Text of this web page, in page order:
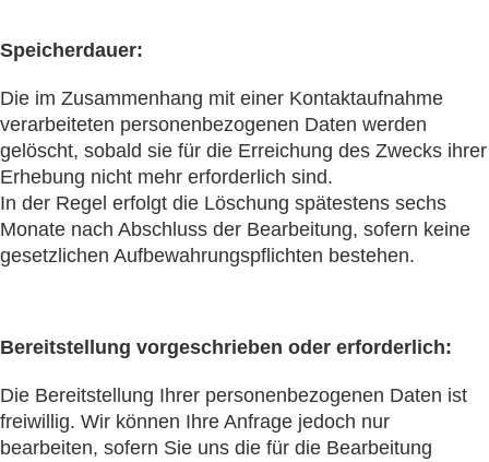
Speicherdauer:
Die im Zusammenhang mit einer Kontaktaufnahme
verarbeiteten personenbezogenen Daten werden
gelöscht, sobald sie für die Erreichung des Zwecks ihrer
Erhebung nicht mehr erforderlich sind.
In der Regel erfolgt die Löschung spätestens sechs
Monate nach Abschluss der Bearbeitung, sofern keine
gesetzlichen Aufbewahrungspflichten bestehen.
Bereitstellung vorgeschrieben oder erforderlich:
Die Bereitstellung Ihrer personenbezogenen Daten ist
freiwillig. Wir können Ihre Anfrage jedoch nur
bearbeiten, sofern Sie uns die für die Bearbeitung